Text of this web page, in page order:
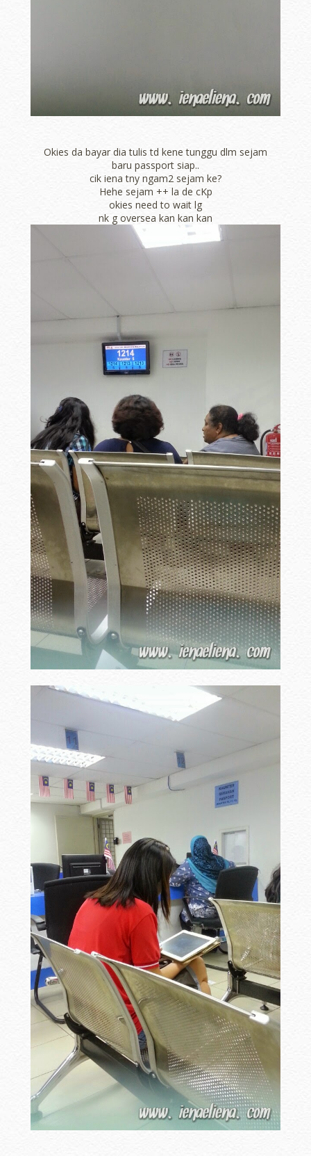
Okies da bayar dia tulis td kene tunggu dlm sejam
baru passport siap..
cik iena tny ngam2 sejam ke?
Hehe sejam ++ la de cKp
okies need to wait lg
nk g oversea kan kan kan